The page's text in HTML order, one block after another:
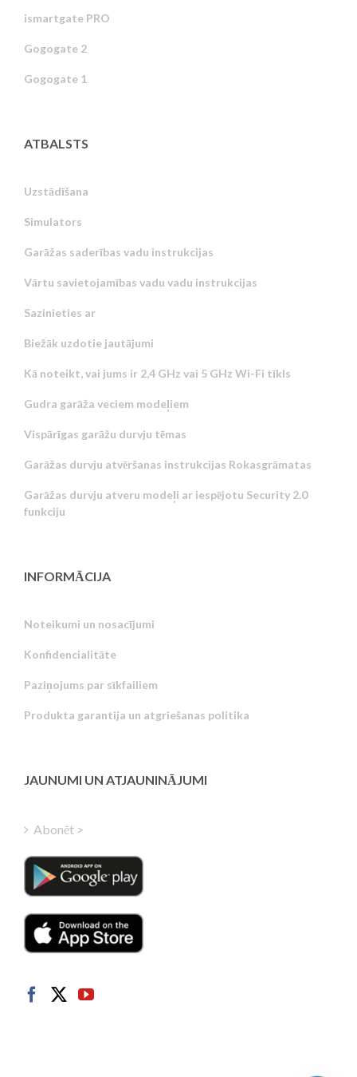
ismartgate PRO
Gogogate 2
Gogogate 1
ATBALSTS
Uzstādīšana
Simulators
Garāžas saderības vadu instrukcijas
Vārtu savietojamības vadu vadu instrukcijas
Sazinieties ar
Biežāk uzdotie jautājumi
Kā noteikt, vai jums ir 2,4 GHz vai 5 GHz Wi-Fi tīkls
Gudra garāža veciem modeļiem
Vispārīgas garāžu durvju tēmas
Garāžas durvju atvēršanas instrukcijas Rokasgrāmatas
Garāžas durvju atveru modeļi ar iespējotu Security 2.0
funkciju
INFORMĀCIJA
Noteikumi un nosacījumi
Konfidencialitāte
Paziņojums par sīkfailiem
Produkta garantija un atgriešanas politika
JAUNUMI UN ATJAUNINĀJUMI
Abonēt >
Estonian